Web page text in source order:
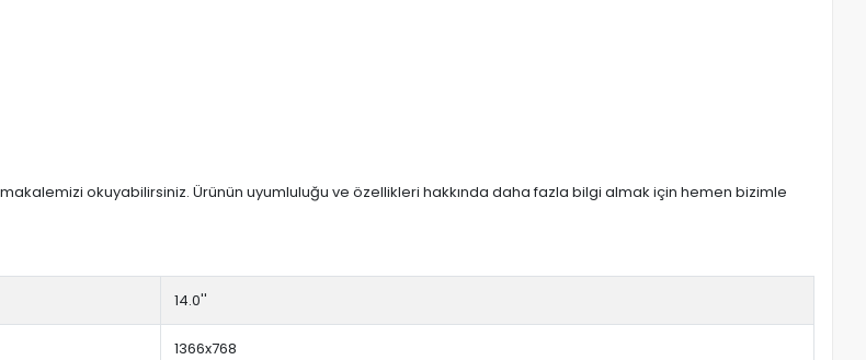
makalemizi okuyabilirsiniz. Ürünün uyumluluğu ve özellikleri hakkında daha fazla bilgi almak için hemen bizimle
14.0''
1366x768